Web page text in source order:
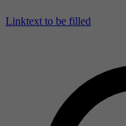
Linktext to be filled